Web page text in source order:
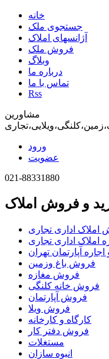
خانه
جستجوی ملک
آژانسهای املاک
فروش ملک
وبلاگ
درباره ما
تماس با ما
Rss
مشاورین
ورود
عضویت
021-88331880
و فروش املاک
املاک اداری تجاری
املاک اداری تجاری
آپارتمان تهران
فروش باغ وزمین
فروش مغازه
فروش خانه کلنگی
فروش آپارتمان
فروش ویلا
کارگاه و کارخانه
فروش دفتر کار
مستغلات
انبوه سازان